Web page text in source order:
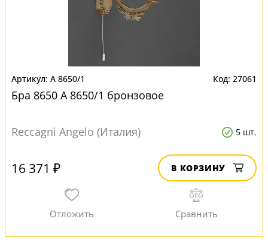
A 8650/1 27061
Бра 8650 A 8650/1 бронзовое
Reccagni Angelo (Италия) 5 шт.
16 371 ₽ В КОРЗИНУ